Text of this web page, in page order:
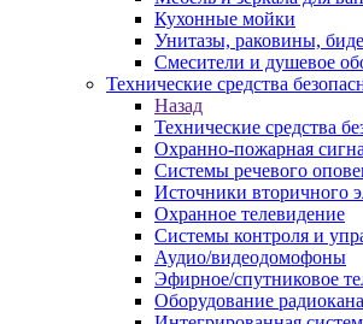
Кухонные мойки
Унитазы, раковины, биде
Смесители и душевое
Технические средства
Назад
Технические средства
Охранно-пожарная
Системы речевого
Источники вторичного
Охранное телевидение
Системы контроля и
Аудио/видеодомофоны
Эфирное/спутниковое
Оборудование